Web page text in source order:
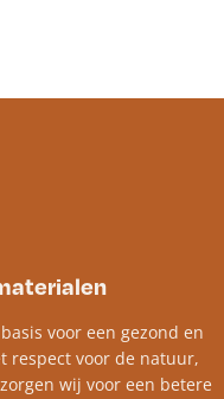
voor een gezond en
respect voor de natuur,
wij voor een betere